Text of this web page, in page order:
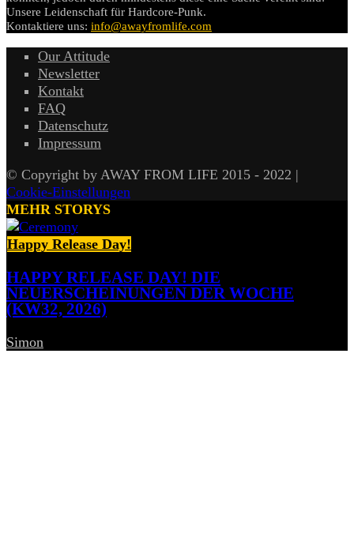
Unsere Leidenschaft für Hardcore-Punk.
Kontaktiere uns: info@awayfromlife.com
Our Attitude
Newsletter
Kontakt
FAQ
Datenschutz
Impressum
© Copyright by AWAY FROM LIFE 2015 - 2022 |
Cookie-Einstellungen
MEHR STORYS
Happy Release Day!
HAPPY RELEASE DAY! DIE
NEUERSCHEINUNGEN DER WOCHE
(KW32, 2026)
Simon